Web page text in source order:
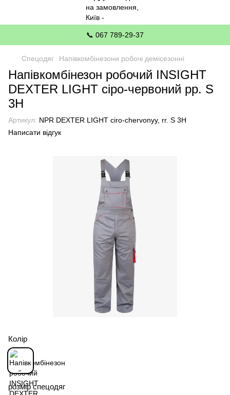
📞 067 789-29-37
Спецодяг Напівкомбінезони робочі демісезонні
Напівкомбінезон робочий INSIGHT
DEXTER LIGHT cіро-червоний рр. S
3H
Артикул: NPR DEXTER LIGHT ciro-chervonyy, rr. S 3H
Написати відгук
Колір
розмір спецодяг